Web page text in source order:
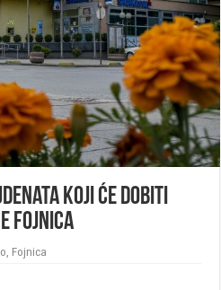
koji će dobiti
Fojnica
, Fojnica